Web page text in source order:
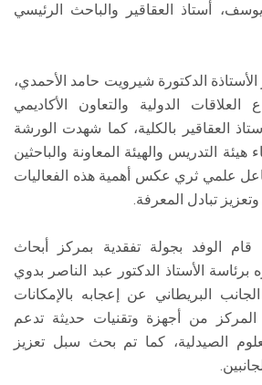
أستاذ العقاقير والباحث الرئيسي
الدكتورة شيرويت حامد الأحمدي،
العلاقات الدولية والتعاون الأكاديمي
العقاقير بالكلية، كما شهدت الورشة
التدريس والهيئة المعاونة والباحثين
علمي ثري عكس أهمية هذه الفعاليات
تبادل المعرفة.
الوفد بجولة تفقدية بمركز أبحاث
برئاسة الأستاذ الدكتور عبد الناصر بدوي
البريطاني عن إعجابه بالإمكانات
المركز من أجهزة وتقنيات حديثة تدعم
الصيدلية، كما تم بحث سبل تعزيز